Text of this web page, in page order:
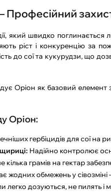
який швидко поглинається
ріст і конкуренцію за
до сої та кукурудзи, що
Оріон як базовий елемент
Оріон:
гербіцидів для сої на
Надійно контролює
кілька грамів на гектар
жодних обмежень у
легко дозуються, не пилять і